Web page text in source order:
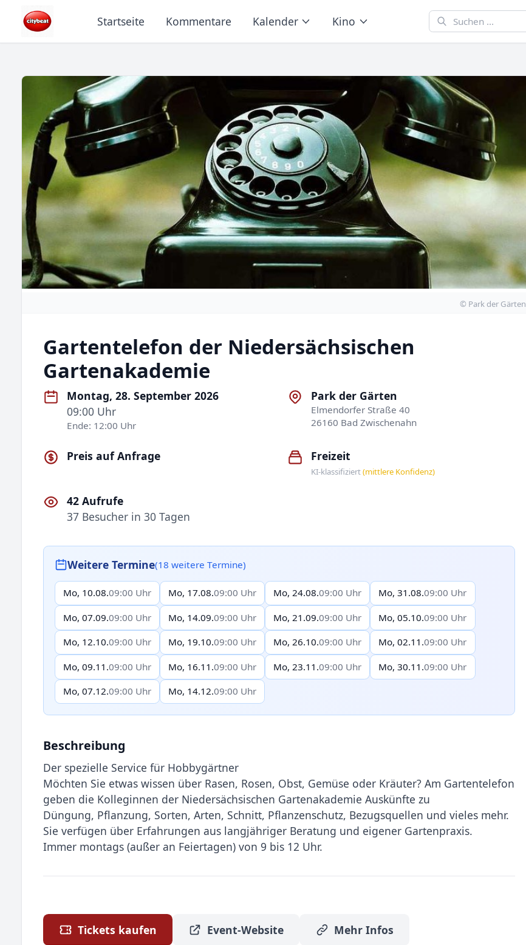
Startseite Kommentare Kalender Kino
© Park der Gärten
Gartentelefon der Niedersächsischen
Gartenakademie
Montag, 28. September 2026
09:00 Uhr
Ende: 12:00 Uhr
Park der Gärten
Elmendorfer Straße 40
26160 Bad Zwischenahn
Preis auf Anfrage Freizeit
KI-klassifiziert(mittlere Konfidenz)
42 Aufrufe
37 Besucher in 30 Tagen
Weitere Termine(18 weitere Termine)
Mo, 10.08.09:00 Uhr Mo, 17.08.09:00 Uhr Mo, 24.08.09:00 Uhr Mo, 31.08.09:00 Uhr
Mo, 07.09.09:00 Uhr Mo, 14.09.09:00 Uhr Mo, 21.09.09:00 Uhr Mo, 05.10.09:00 Uhr
Mo, 12.10.09:00 Uhr Mo, 19.10.09:00 Uhr Mo, 26.10.09:00 Uhr Mo, 02.11.09:00 Uhr
Mo, 09.11.09:00 Uhr Mo, 16.11.09:00 Uhr Mo, 23.11.09:00 Uhr Mo, 30.11.09:00 Uhr
Mo, 07.12.09:00 Uhr Mo, 14.12.09:00 Uhr
Beschreibung
Der spezielle Service für Hobbygärtner
Möchten Sie etwas wissen über Rasen, Rosen, Obst, Gemüse oder Kräuter? Am Gartentelefon
geben die Kolleginnen der Niedersächsischen Gartenakademie Auskünfte zu
Düngung, Pflanzung, Sorten, Arten, Schnitt, Pflanzenschutz, Bezugsquellen und vieles mehr.
Sie verfügen über Erfahrungen aus langjähriger Beratung und eigener Gartenpraxis.
Immer montags (außer an Feiertagen) von 9 bis 12 Uhr.
Tickets kaufen Event-Website Mehr Infos